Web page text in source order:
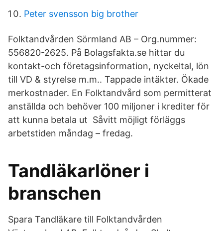
Peter svensson big brother
Folktandvården Sörmland AB – Org.nummer:
556820-2625. På Bolagsfakta.se hittar du
kontakt-och företagsinformation, nyckeltal, lön
till VD & styrelse m.m.. Tappade intäkter. Ökade
merkostnader. En Folktandvård som permitterat
anställda och behöver 100 miljoner i krediter för
att kunna betala ut Såvitt möjligt förläggs
arbetstiden måndag – fredag.
Tandläkarlöner i
branschen
Spara Tandläkare till Folktandvården